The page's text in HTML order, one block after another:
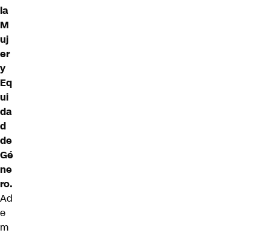
la
M
uj
er
y
Eq
ui
da
d
de
Gé
ne
ro.
Ad
e
m